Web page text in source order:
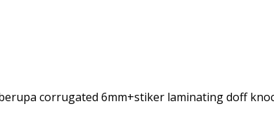
corrugated 6mm+stiker laminating doff